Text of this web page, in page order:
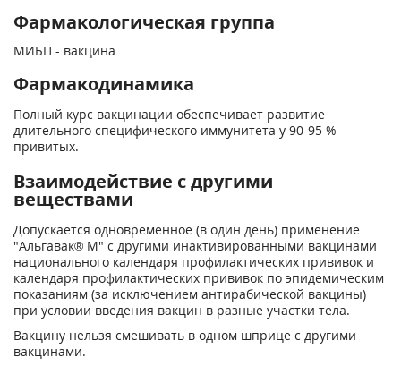
Фармакологическая группа
МИБП - вакцина
Фармакодинамика
Полный курс вакцинации обеспечивает развитие
длительного специфического иммунитета у 90-95 %
привитых.
Взаимодействие с другими
веществами
Допускается одновременное (в один день) применение
"Альгавак® М" с другими инактивированными вакцинами
национального календаря профилактических прививок и
календаря профилактических прививок по эпидемическим
показаниям (за исключением антирабической вакцины)
при условии введения вакцин в разные участки тела.
Вакцину нельзя смешивать в одном шприце с другими
вакцинами.